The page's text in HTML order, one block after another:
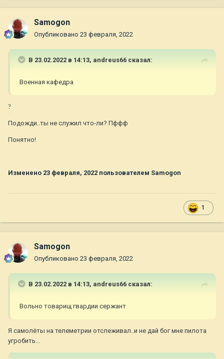
Samogon
Опубликовано 23 февраля, 2022
В 23.02.2022 в 14:13, andreus66 сказал:
Военная кафедра
?
Подожди..ты не служил что-ли? Пффф
Понятно!
Изменено 23 февраля, 2022 пользователем Samogon
1
Samogon
Опубликовано 23 февраля, 2022
В 23.02.2022 в 14:13, andreus66 сказал:
Вольно товарищ гвардии сержант
Я самолёты на телеметрии отслеживал..и не дай бог мне пилота
угробить...